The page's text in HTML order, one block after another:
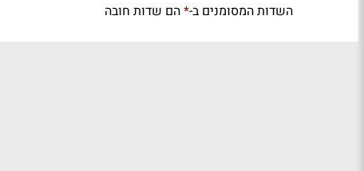
השדות המסומנים ב-*הם שדות חובה